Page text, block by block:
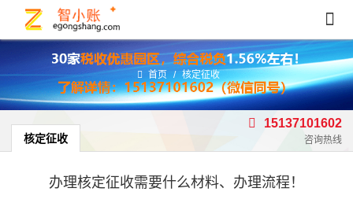
首页 / 核定征收
核定征收
15137101602
咨询热线
办理核定征收需要什么材料、办理流程！